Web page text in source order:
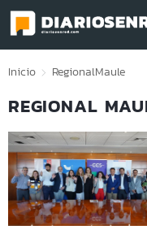
Click acá para ir
Inicio RegionalMaule
REGIONAL